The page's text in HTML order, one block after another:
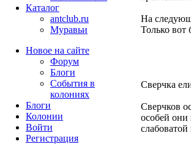
На
Только вот
Сверчка
Сверчков
особей
Каталог
antclub.ru
Муравьи
Новое на сайте
Форум
Блоги
События в
колониях
Блоги
Колонии
Войти
Peгиcтpaция